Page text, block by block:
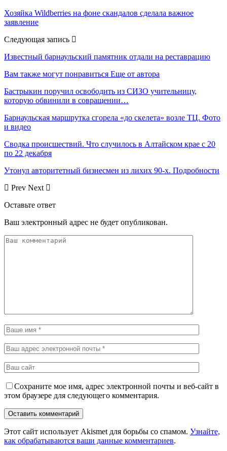
Хозяйка Wildberries на фоне скандалов сделала важное
заявление
Следующая запись
Известный барнаульский памятник отдали на реставрацию
Вам также могут понравиться Еще от автора
Бастрыкин поручил освободить из СИЗО учительницу,
которую обвинили в совращении…
Барнаульская маршрутка сгорела «до скелета» возле ТЦ. Фото
и видео
Сводка происшествий. Что случилось в Алтайском крае с 20
по 22 декабря
Утонул авторитетный бизнесмен из лихих 90-х. Подробности
Prev Next
Оставьте ответ
Ваш электронный адрес не будет опубликован.
Сохраните мое имя, адрес электронной почты и веб-сайт в
этом браузере для следующего комментария.
Этот сайт использует Akismet для борьбы со спамом. Узнайте,
как обрабатываются ваши данные комментариев.